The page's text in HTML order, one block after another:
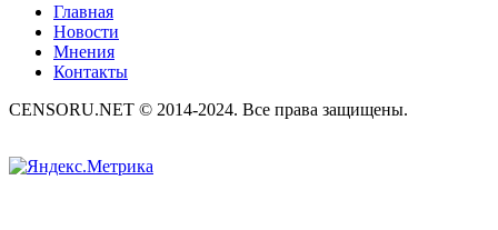
Главная
Новости
Мнения
Контакты
CENSORU.NET © 2014-2024. Все права защищены.